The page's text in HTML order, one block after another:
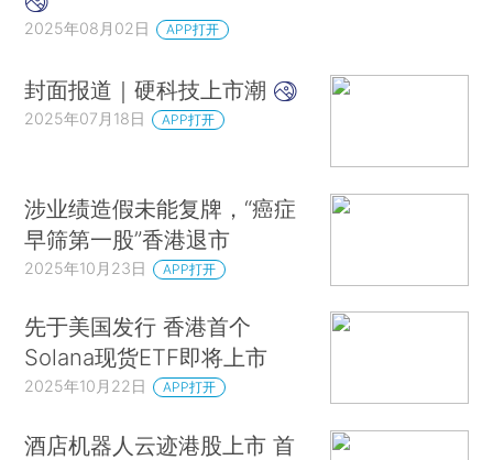
2025年08月02日 APP打开
封面报道｜硬科技上市潮
2025年07月18日 APP打开
涉业绩造假未能复牌，“癌症
早筛第一股”香港退市
2025年10月23日 APP打开
先于美国发行 香港首个
Solana现货ETF即将上市
2025年10月22日 APP打开
酒店机器人云迹港股上市 首